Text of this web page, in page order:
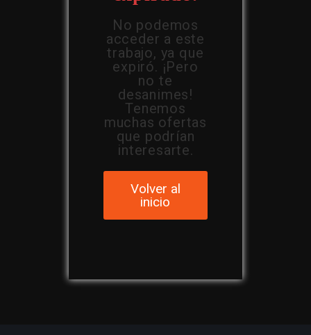
No podemos
acceder a este
trabajo, ya que
expiró. ¡Pero
no te
desanimes!
Tenemos
muchas ofertas
que podrían
interesarte.
Volver al
inicio